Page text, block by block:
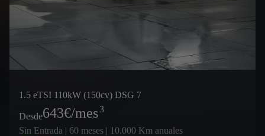
1.5 eTSI 110kW (150cv) DSG 7
Desde643€/mes3
Sin Entrada | 60 meses | 10.000 Km anuales